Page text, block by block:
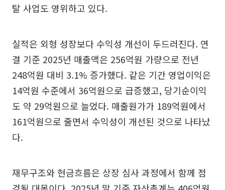
탈 사업도 영위하고 있다.
실적은 외형 성장보다 수익성 개선이 두드러진다. 연
결 기준 2025년 매출액은 256억원 가량으로 전년
248억원 대비 3.1% 증가했다. 같은 기간 영업이익은
14억원 수준에서 36억원으로 급증했고, 당기순이익
도 약 29억원으로 늘었다. 매출원가가 189억원에서
161억원으로 줄면서 수익성이 개선된 것으로 나타났
다.
재무구조와 현금흐름은 상장 심사 과정에서 함께 점